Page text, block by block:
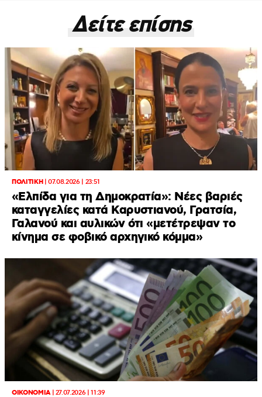
Δείτε επίσης
ΠΟΛΙΤΙΚΗ|07.08.2026 | 23:51
«Ελπίδα για τη Δημοκρατία»: Νέες βαριές
καταγγελίες κατά Καρυστιανού, Γρατσία,
Γαλανού και αυλικών ότι «μετέτρεψαν το
κίνημα σε φοβικό αρχηγικό κόμμα»
ΟΙΚΟΝΟΜΙΑ| 27.07.2026 | 11:39